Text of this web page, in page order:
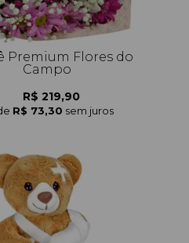
Premium Flores do
Campo
R$ 219,90
R$ 73,30 sem juros